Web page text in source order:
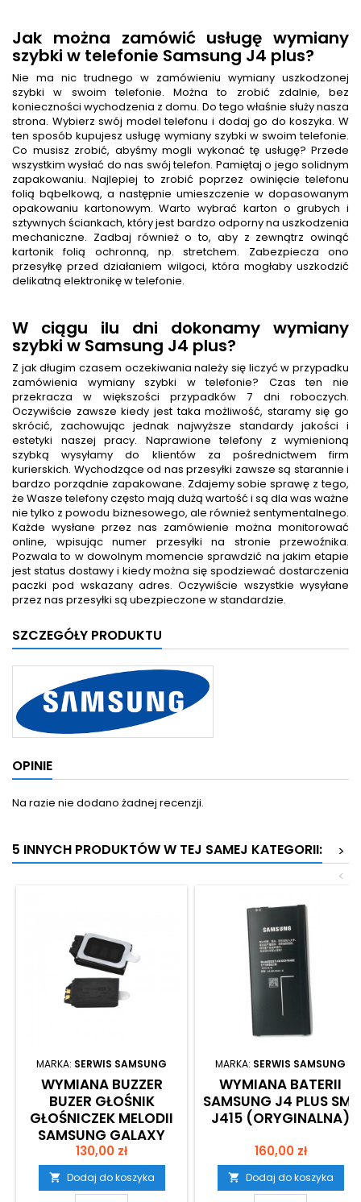
Jak można zamówić usługę wymiany
szybki w telefonie Samsung J4 plus?
Nie ma nic trudnego w zamówieniu wymiany uszkodzonej
szybki w swoim telefonie. Można to zrobić zdalnie, bez
konieczności wychodzenia z domu. Do tego właśnie służy nasza
strona. Wybierz swój model telefonu i dodaj go do koszyka. W
ten sposób kupujesz usługę wymiany szybki w swoim telefonie.
Co musisz zrobić, abyśmy mogli wykonać tę usługę? Przede
wszystkim wysłać do nas swój telefon. Pamiętaj o jego solidnym
zapakowaniu. Najlepiej to zrobić poprzez owinięcie telefonu
folią bąbelkową, a następnie umieszczenie w dopasowanym
opakowaniu kartonowym. Warto wybrać karton o grubych i
sztywnych ściankach, który jest bardzo odporny na uszkodzenia
mechaniczne. Zadbaj również o to, aby z zewnątrz owinąć
kartonik folią ochronną, np. stretchem. Zabezpiecza ono
przesyłkę przed działaniem wilgoci, która mogłaby uszkodzić
delikatną elektronikę w telefonie.
W ciągu ilu dni dokonamy wymiany
szybki w Samsung J4 plus?
Z jak długim czasem oczekiwania należy się liczyć w przypadku
zamówienia wymiany szybki w telefonie? Czas ten nie
przekracza w większości przypadków 7 dni roboczych.
Oczywiście zawsze kiedy jest taka możliwość, staramy się go
skrócić, zachowując jednak najwyższe standardy jakości i
estetyki naszej pracy. Naprawione telefony z wymienioną
szybką wysyłamy do klientów za pośrednictwem firm
kurierskich. Wychodzące od nas przesyłki zawsze są starannie i
bardzo porządnie zapakowane. Zdajemy sobie sprawę z tego,
że Wasze telefony często mają dużą wartość i są dla was ważne
nie tylko z powodu biznesowego, ale również sentymentalnego.
Każde wysłane przez nas zamówienie można monitorować
online, wpisując numer przesyłki na stronie przewoźnika.
Pozwala to w dowolnym momencie sprawdzić na jakim etapie
jest status dostawy i kiedy można się spodziewać dostarczenia
paczki pod wskazany adres. Oczywiście wszystkie wysyłane
przez nas przesyłki są ubezpieczone w standardzie.
SZCZEGÓŁY PRODUKTU
OPINIE
Na razie nie dodano żadnej recenzji.
5 INNYCH PRODUKTÓW W TEJ SAMEJ KATEGORII:
>
<
MARKA: SERWIS SAMSUNG
WYMIANA BUZZER
BUZER GŁOŚNIK
GŁOŚNICZEK MELODII
SAMSUNG GALAXY
J4+ SM-J415 KRAKÓW
Cena
130,00 zł
 Dodaj do koszyka
MARKA: SERWIS SAMSUNG
WYMIANA BATERII
SAMSUNG J4 PLUS SM-
J415 (ORYGINALNA)
Cena
160,00 zł
 Dodaj do koszyka